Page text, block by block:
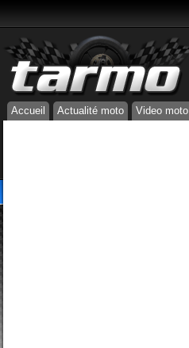
Accueil Actualité moto Video moto